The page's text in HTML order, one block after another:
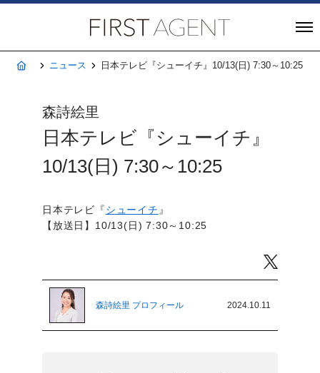
ホームニュース 日本テレビ『シューイチ』10/13(日) 7:30～10:25
森詩絵里
日本テレビ『シューイチ』
10/13(日) 7:30～10:25
日本テレビ『シューイチ 』
【放送日】10/13(日) 7:30～10:25
森詩絵里 プロフィール 2024.10.11